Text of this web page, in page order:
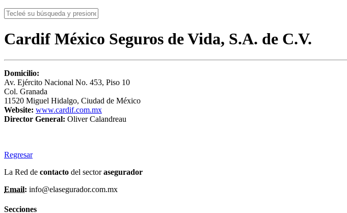
Cardif México Seguros de Vida, S.A. de C.V.
Domicilio:
Av. Ejército Nacional No. 453, Piso 10
Col. Granada
11520 Miguel Hidalgo, Ciudad de México
Website: www.cardif.com.mx
Director General: Oliver Calandreau
Regresar
La Red de contacto del sectorasegurador
Email: info@elasegurador.com.mx
Secciones